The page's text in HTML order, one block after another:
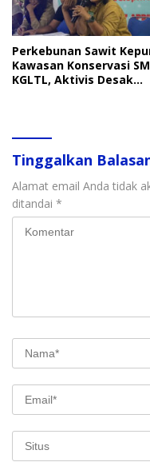
Perkebunan Sawit
Kawasan Konservasi SM
KGLTL, Aktivis Desak
Tinggalkan
Alamat email Anda tidak
ditandai *